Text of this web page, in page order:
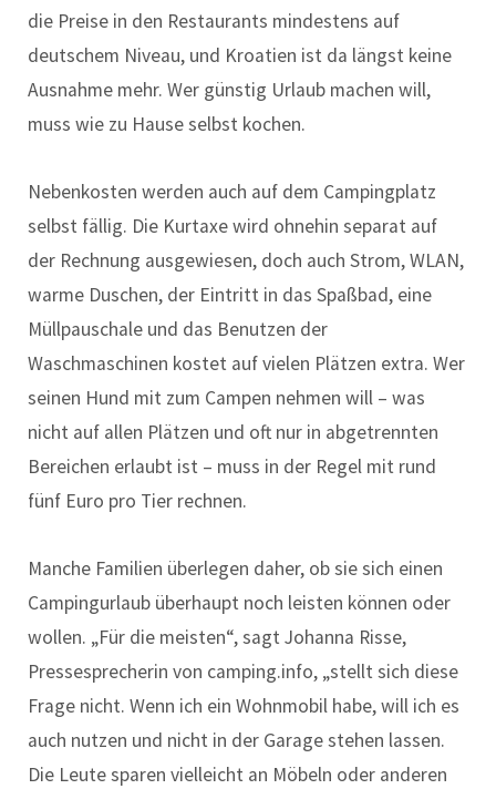
die Preise in den Restaurants mindestens auf
deutschem Niveau, und Kroatien ist da längst keine
Ausnahme mehr. Wer günstig Urlaub machen will,
muss wie zu Hause selbst kochen.
Nebenkosten werden auch auf dem Campingplatz
selbst fällig. Die Kurtaxe wird ohnehin separat auf
der Rechnung ausgewiesen, doch auch Strom, WLAN,
warme Duschen, der Eintritt in das Spaßbad, eine
Müllpauschale und das Benutzen der
Waschmaschinen kostet auf vielen Plätzen extra. Wer
seinen Hund mit zum Campen nehmen will – was
nicht auf allen Plätzen und oft nur in abgetrennten
Bereichen erlaubt ist – muss in der Regel mit rund
fünf Euro pro Tier rechnen.
Manche Familien überlegen daher, ob sie sich einen
Campingurlaub überhaupt noch leisten können oder
wollen. „Für die meisten“, sagt Johanna Risse,
Pressesprecherin von camping.info, „stellt sich diese
Frage nicht. Wenn ich ein Wohnmobil habe, will ich es
auch nutzen und nicht in der Garage stehen lassen.
Die Leute sparen vielleicht an Möbeln oder anderen